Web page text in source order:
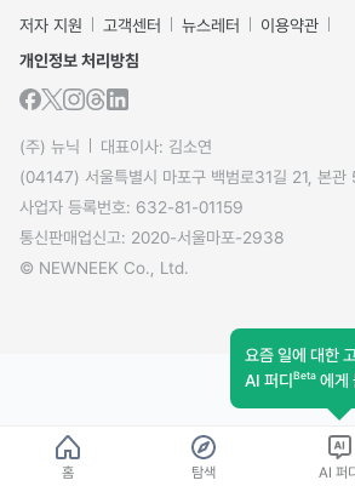
저자 지원 고객센터 뉴스레터
이용약관
개인정보 처리방침
(주) 뉴닉
대표이사: 김소연
(04147) 서울특별시 마포구 백범로31길 21, 본관
사업자 등록번호: 632-81-01159
통신판매업신고: 2020-서울마포-2938
© NEWNEEK Co., Ltd.
홈 탐색
요즘 일에 대한
AI 퍼디Beta 에게
AI 퍼디